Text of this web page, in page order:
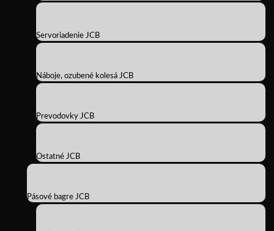
Servoriadenie JCB
Náboje, ozubené kolesá JCB
Prevodovky JCB
Ostatné JCB
Pásové bagre JCB